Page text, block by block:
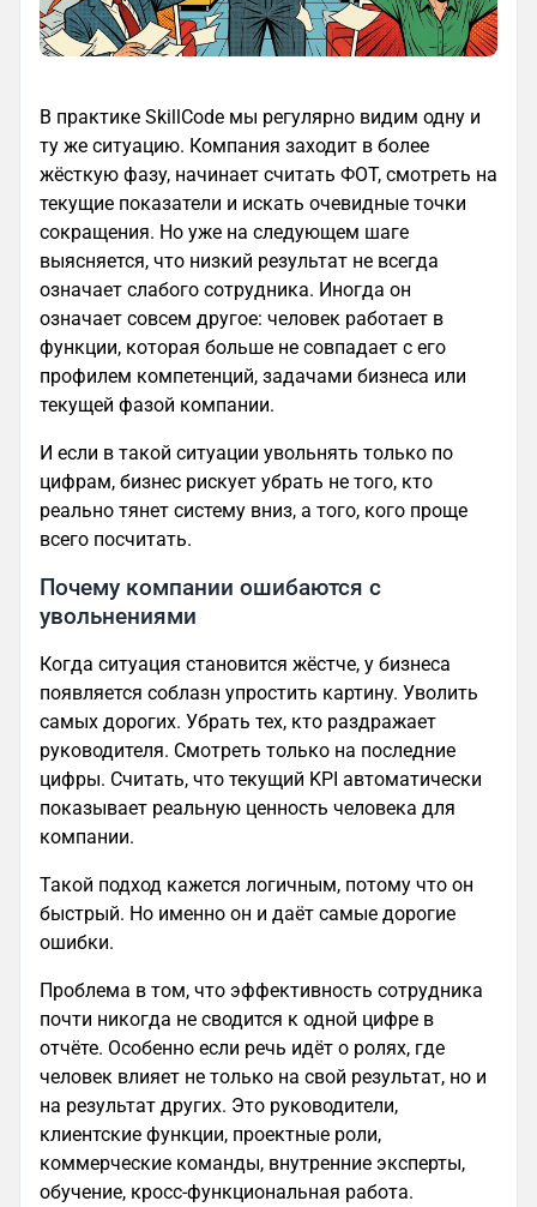
В практике SkillCode мы регулярно видим одну и
ту же ситуацию. Компания заходит в более
жёсткую фазу, начинает считать ФОТ, смотреть на
текущие показатели и искать очевидные точки
сокращения. Но уже на следующем шаге
выясняется, что низкий результат не всегда
означает слабого сотрудника. Иногда он
означает совсем другое: человек работает в
функции, которая больше не совпадает с его
профилем компетенций, задачами бизнеса или
текущей фазой компании.
И если в такой ситуации увольнять только по
цифрам, бизнес рискует убрать не того, кто
реально тянет систему вниз, а того, кого проще
всего посчитать.
Почему компании ошибаются с
увольнениями
Когда ситуация становится жёстче, у бизнеса
появляется соблазн упростить картину. Уволить
самых дорогих. Убрать тех, кто раздражает
руководителя. Смотреть только на последние
цифры. Считать, что текущий KPI автоматически
показывает реальную ценность человека для
компании.
Такой подход кажется логичным, потому что он
быстрый. Но именно он и даёт самые дорогие
ошибки.
Проблема в том, что эффективность сотрудника
почти никогда не сводится к одной цифре в
отчёте. Особенно если речь идёт о ролях, где
человек влияет не только на свой результат, но и
на результат других. Это руководители,
клиентские функции, проектные роли,
коммерческие команды, внутренние эксперты,
обучение, кросс-функциональная работа.